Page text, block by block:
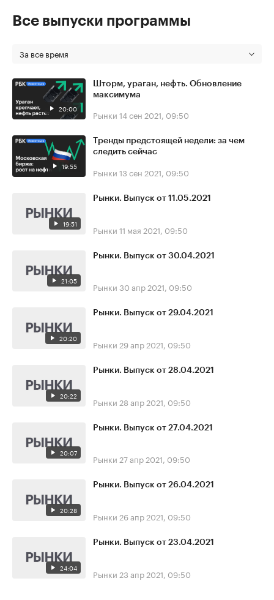
Все выпуски программы
За все время
20:00
Шторм, ураган, нефть. Обновление
максимума
Рынки 14 сен 2021, 09:50
19:55
Тренды предстоящей недели: за чем
следить сейчас
Рынки 13 сен 2021, 09:50
19:51
Рынки. Выпуск от 11.05.2021
Рынки 11 мая 2021, 09:50
21:05
Рынки. Выпуск от 30.04.2021
Рынки 30 апр 2021, 09:50
20:20
Рынки. Выпуск от 29.04.2021
Рынки 29 апр 2021, 09:50
20:22
Рынки. Выпуск от 28.04.2021
Рынки 28 апр 2021, 09:50
20:07
Рынки. Выпуск от 27.04.2021
Рынки 27 апр 2021, 09:50
20:28
Рынки. Выпуск от 26.04.2021
Рынки 26 апр 2021, 09:50
24:04
Рынки. Выпуск от 23.04.2021
Рынки 23 апр 2021, 09:50